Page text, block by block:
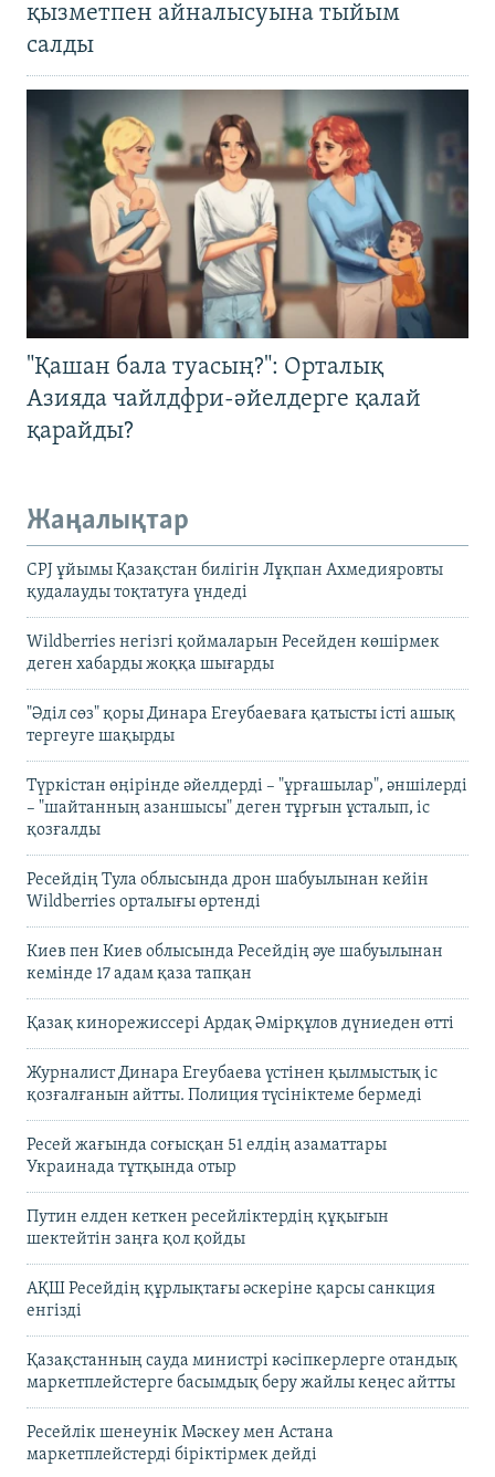
қызметпен айналысуына тыйым
салды
"Қашан бала туасың?": Орталық
Азияда чайлдфри-әйелдерге қалай
қарайды?
Жаңалықтар
CPJ ұйымы Қазақстан билігін Лұқпан Ахмедияровты
қудалауды тоқтатуға үндеді
Wildberries негізгі қоймаларын Ресейден көшірмек
деген хабарды жоққа шығарды
"Әділ сөз" қоры Динара Егеубаеваға қатысты істі ашық
тергеуге шақырды
Түркістан өңірінде әйелдерді – "ұрғашылар", әншілерді
– "шайтанның азаншысы" деген тұрғын ұсталып, іс
қозғалды
Ресейдің Тула облысында дрон шабуылынан кейін
Wildberries орталығы өртенді
Киев пен Киев облысында Ресейдің әуе шабуылынан
кемінде 17 адам қаза тапқан
Қазақ кинорежиссері Ардақ Әмірқұлов дүниеден өтті
Журналист Динара Егеубаева үстінен қылмыстық іс
қозғалғанын айтты. Полиция түсініктеме бермеді
Ресей жағында соғысқан 51 елдің азаматтары
Украинада тұтқында отыр
Путин елден кеткен ресейліктердің құқығын
шектейтін заңға қол қойды
АҚШ Ресейдің құрлықтағы әскеріне қарсы санкция
енгізді
Қазақстанның сауда министрі кәсіпкерлерге отандық
маркетплейстерге басымдық беру жайлы кеңес айтты
Ресейлік шенеунік Мәскеу мен Астана
маркетплейстерді біріктірмек дейді